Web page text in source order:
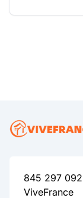
845 297 092
ViveFrance